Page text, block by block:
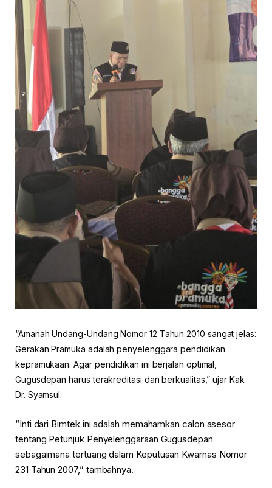
“Amanah Undang-Undang Nomor 12 Tahun 2010 sangat jelas:
Gerakan Pramuka adalah penyelenggara pendidikan
kepramukaan. Agar pendidikan ini berjalan optimal,
Gugusdepan harus terakreditasi dan berkualitas,” ujar Kak
Dr. Syamsul.
“Inti dari Bimtek ini adalah memahamkan calon asesor
tentang Petunjuk Penyelenggaraan Gugusdepan
sebagaimana tertuang dalam Keputusan Kwarnas Nomor
231 Tahun 2007,” tambahnya.